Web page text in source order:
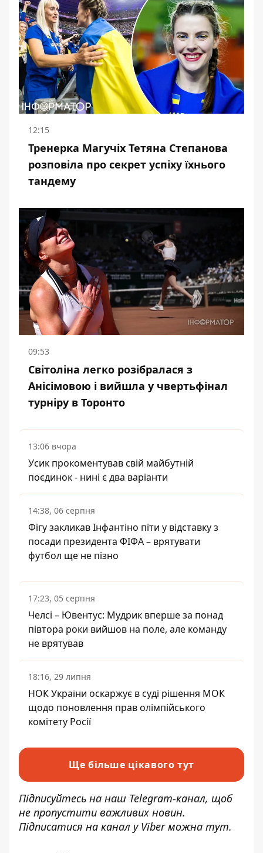
12:15
Тренерка Магучіх Тетяна Степанова
розповіла про секрет успіху їхнього
тандему
09:53
Світоліна легко розібралася з
Анісімовою і вийшла у чвертьфінал
турніру в Торонто
13:06 вчора
Усик прокоментував свій майбутній
поєдинок - нині є два варіанти
14:38, 06 серпня
Фігу закликав Інфантіно піти у відставку з
посади президента ФІФА – врятувати
футбол ще не пізно
17:23, 05 серпня
Челсі – Ювентус: Мудрик вперше за понад
півтора роки вийшов на поле, але команду
не врятував
18:16, 29 липня
НОК України оскаржує в суді рішення МОК
щодо поновлення прав олімпійського
комітету Росії
Ще більше цікавого тут
Підписуйтесь на наш Telegram-канал, щоб
не пропустити важливих новин.
Підписатися на канал у Viber можна тут.